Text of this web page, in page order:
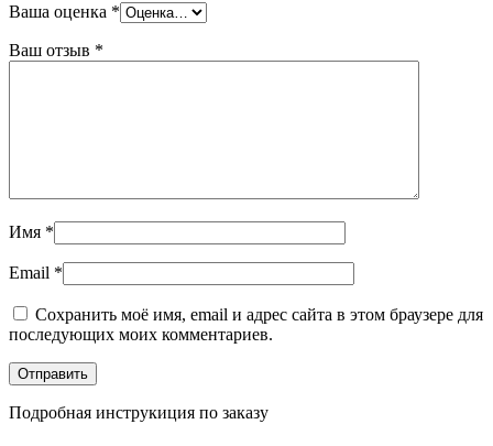
Ваша оценка *
Ваш отзыв *
Имя *
Email *
Сохранить моё имя, email и адрес сайта в этом браузере для
последующих моих комментариев.
Подробная инструкиция по заказу